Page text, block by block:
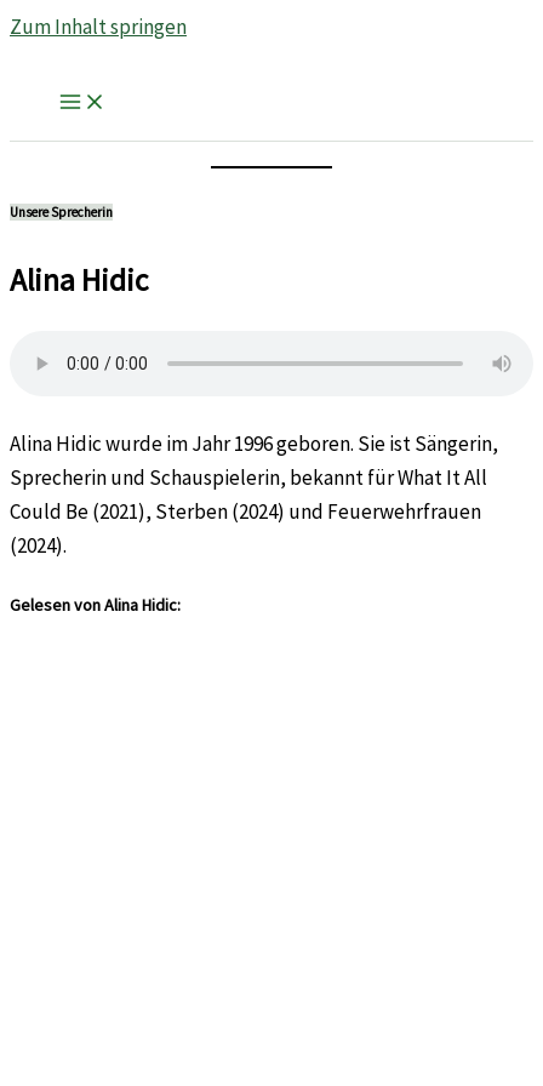
Zum Inhalt springen
Unsere Sprecherin
Alina Hidic
Alina Hidic wurde im Jahr 1996 geboren. Sie ist Sängerin,
Sprecherin und Schauspielerin, bekannt für What It All
Could Be (2021), Sterben (2024) und Feuerwehrfrauen
(2024).
Gelesen von Alina Hidic: